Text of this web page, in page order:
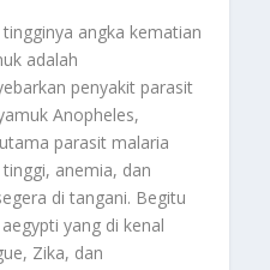
angka kematian
adalah
penyakit parasit
Anopheles,
parasit malaria
anemia, dan
di tangani. Begitu
yang di kenal
Zika, dan